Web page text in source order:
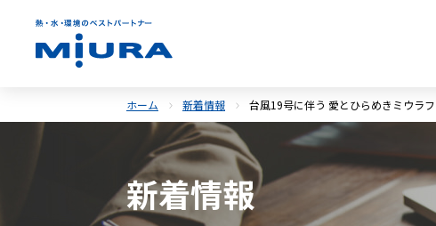
ホーム 新着情報 台風19号に伴う 愛とひらめきミウラ
新着情報